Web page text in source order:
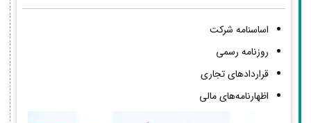
اساسنامه شرکت
روزنامه رسمی
قراردادهای تجاری
اظهارنامه‌های مالی